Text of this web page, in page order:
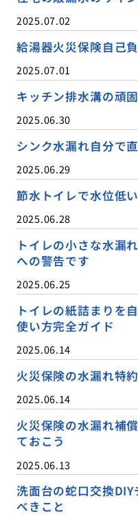
2025.07.02
給湯器火災保険自己
2025.07.01
キッチン排水溝の頑
2025.06.30
シンク水漏れ自分で
2025.06.29
節水トイレで水位低
2025.06.28
トイレの小さな水漏
への警告です
2025.06.25
トイレの紙詰まりを
使い方完全ガイド
2025.06.14
火災保険の水漏れ特
2025.06.14
火災保険の水漏れ補
ておこう
2025.06.13
洗面台の蛇口交換
べきこと